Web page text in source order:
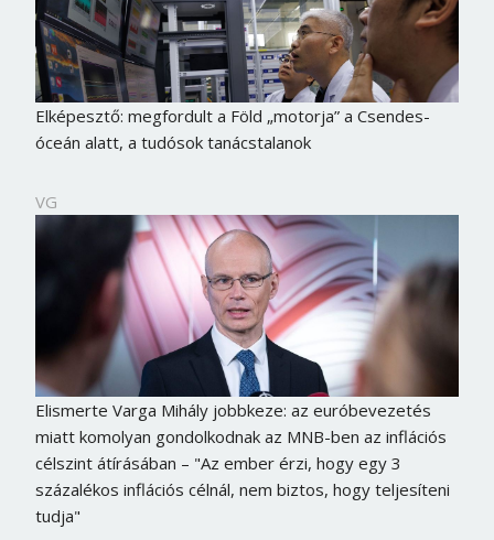
Elképesztő: megfordult a Föld „motorja” a Csendes-
óceán alatt, a tudósok tanácstalanok
VG
Elismerte Varga Mihály jobbkeze: az euróbevezetés
miatt komolyan gondolkodnak az MNB-ben az inflációs
célszint átírásában – "Az ember érzi, hogy egy 3
százalékos inflációs célnál, nem biztos, hogy teljesíteni
tudja"